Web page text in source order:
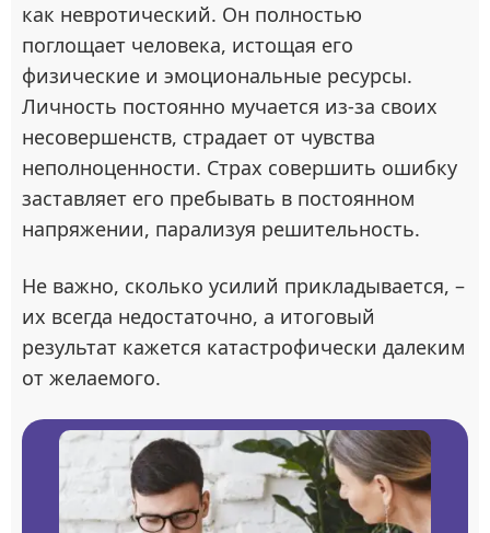
как невротический. Он полностью
поглощает человека, истощая его
физические и эмоциональные ресурсы.
Личность постоянно мучается из-за своих
несовершенств, страдает от чувства
неполноценности. Страх совершить ошибку
заставляет его пребывать в постоянном
напряжении, парализуя решительность.
Не важно, сколько усилий прикладывается, –
их всегда недостаточно, а итоговый
результат кажется катастрофически далеким
от желаемого.